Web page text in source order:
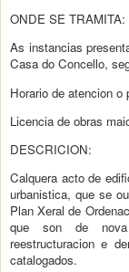
ONDE SE TRAMITA:
As instancias
Casa do Concello,
Horario de atencion
Licencia de obras
DESCRICION:
Calquera acto de
urbanistica, que se
Plan Xeral de
que son de nova
reestructuracion e
catalogados.